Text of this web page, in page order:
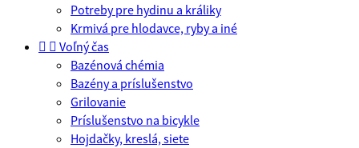
Potreby pre hydinu a králiky
Krmivá pre hlodavce, ryby a iné
  Voľný čas
Bazénová chémia
Bazény a príslušenstvo
Grilovanie
Príslušenstvo na bicykle
Hojdačky, kreslá, siete